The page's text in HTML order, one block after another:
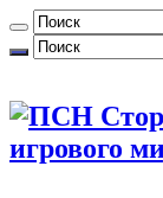
игрового